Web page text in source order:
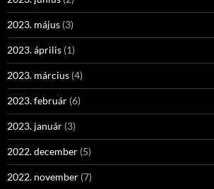
2023. május (3)
2023. április (1)
2023. március (4)
2023. február (6)
2023. január (3)
2022. december (5)
2022. november (7)